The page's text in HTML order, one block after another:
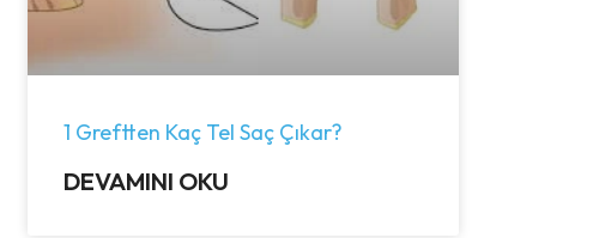
1 Greftten Kaç Tel Saç Çıkar?
DEVAMINI OKU